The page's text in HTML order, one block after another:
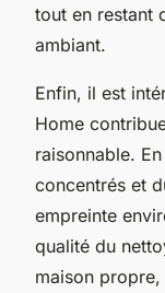
tout en restant
ambiant.
Enfin, il est
Home
raisonnable.
concentrés et
empreinte
qualité du
maison